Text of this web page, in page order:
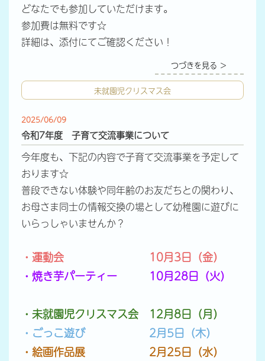
どなたでも参加していただけます。
参加費は無料です☆
詳細は、添付にてご確認ください！
つづきを見る ＞
未就園児クリスマス会
2025/06/09
令和7年度 子育て交流事業について
今年度も、下記の内容で子育て交流事業を予定して
おります☆
普段できない体験や同年齢のお友だちとの関わり、
お母さま同士の情報交換の場として幼稚園に遊びに
いらっしゃいませんか？
・運動会 10月3日（金）
・焼き芋パーティー 10月28日（火）
・未就園児クリスマス会 12月8日（月）
・ごっこ遊び 2月5日（木）
・絵画作品展 2月25日（水）